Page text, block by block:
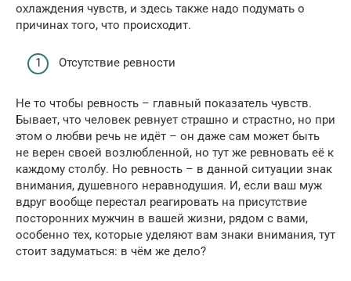
охлаждения чувств, и здесь также надо подумать о
причинах того, что происходит.
Отсутствие ревности
Не то чтобы ревность – главный показатель чувств.
Бывает, что человек ревнует страшно и страстно, но при
этом о любви речь не идёт – он даже сам может быть
не верен своей возлюбленной, но тут же ревновать её к
каждому столбу. Но ревность – в данной ситуации знак
внимания, душевного неравнодушия. И, если ваш муж
вдруг вообще перестал реагировать на присутствие
посторонних мужчин в вашей жизни, рядом с вами,
особенно тех, которые уделяют вам знаки внимания, тут
стоит задуматься: в чём же дело?